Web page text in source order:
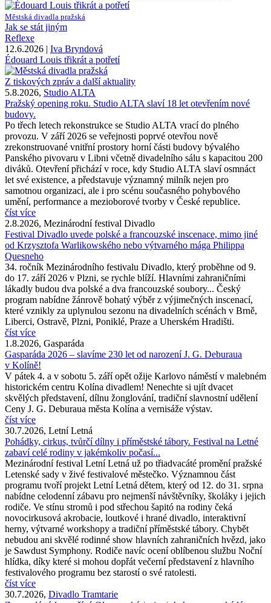
Městská divadla pražská
Jak se stát jiným
Reflexe
12.6.2026 | Iva Bryndová
Édouard Louis třikrát a potřetí
Z tiskových zpráv a další aktuality
5.8.2026, Studio ALTA
Pražský opening roku. Studio ALTA slaví 18 let otevřením nové
budovy.
Po třech letech rekonstrukce se Studio ALTA vrací do plného
provozu. V září 2026 se veřejnosti poprvé otevřou nově
zrekonstruované vnitřní prostory horní části budovy bývalého
Panského pivovaru v Libni včetně divadelního sálu s kapacitou 200
diváků. Otevření přichází v roce, kdy Studio ALTA slaví osmnáct
let své existence, a představuje významný milník nejen pro
samotnou organizaci, ale i pro scénu současného pohybového
umění, performance a mezioborové tvorby v České republice.
číst více
2.8.2026, Mezinárodní festival Divadlo
Festival Divadlo uvede polské a francouzské inscenace, mimo jiné
od Krzysztofa Warlikowského nebo výtvarného mága Philippa
Quesneho
34. ročník Mezinárodního festivalu Divadlo, který proběhne od 9.
do 17. září 2026 v Plzni, se rychle blíží. Hlavními zahraničními
lákadly budou dva polské a dva francouzské soubory... Český
program nabídne žánrově bohatý výběr z výjimečných inscenací,
které vznikly za uplynulou sezonu na divadelních scénách v Brně,
Liberci, Ostravě, Plzni, Poniklé, Praze a Uherském Hradišti.
číst více
1.8.2026, Gasparáda
Gasparáda 2026 – slavíme 230 let od narození J. G. Deburaua
v Kolíně!
V pátek 4. a v sobotu 5. září opět ožije Karlovo náměstí v malebném
historickém centru Kolína divadlem! Nenechte si ujít dvacet
skvělých představení, dílnu žonglování, tradiční slavnostní udělení
Ceny J. G. Deburaua města Kolína a vernisáže výstav.
číst více
30.7.2026, Letní Letná
Pohádky, cirkus, tvůrčí dílny i příměstské tábory. Festival na Letné
zabaví celé rodiny v jakémkoliv počasí...
Mezinárodní festival Letní Letná už po třiadvacáté promění pražské
Letenské sady v živé festivalové městečko. Významnou část
programu tvoří projekt Letní Letná dětem, který od 12. do 31. srpna
nabídne celodenní zábavu pro nejmenší návštěvníky, školáky i jejich
rodiče. Ve stínu stromů i pod střechou šapitó na rodiny čeká
novocirkusová akrobacie, loutkové i hrané divadlo, interaktivní
herny, výtvarné workshopy a tradiční příměstské tábory. Chybět
nebudou ani skvělé rodinné show hlavních zahraničních hvězd, jako
je Sawdust Symphony. Rodiče navíc ocení oblíbenou službu Noční
hlídka, díky které si mohou dopřát večerní představení z hlavního
festivalového programu bez starostí o své ratolesti.
číst více
30.7.2026, Divadlo Tramtarie